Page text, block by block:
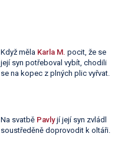
Když měla Karla M. pocit, že se
její syn potřeboval vybít, chodili
se na kopec z plných plic vyřvat.
Na svatbě Pavlyjí její syn zvládl
soustředěně doprovodit k oltáři.